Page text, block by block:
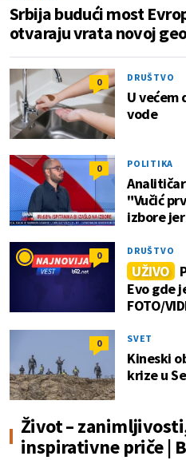
Srbija budući most
otvaraju vrata novoj
0 DRUŠTVO
U većem
vode
0 POLITIKA
"Vučić
izbore
0 DRUŠTVO
UŽIVO
Evo gde
FOTO/
0 SVET
Kineski
krize u
Život –
inspirativne priče |